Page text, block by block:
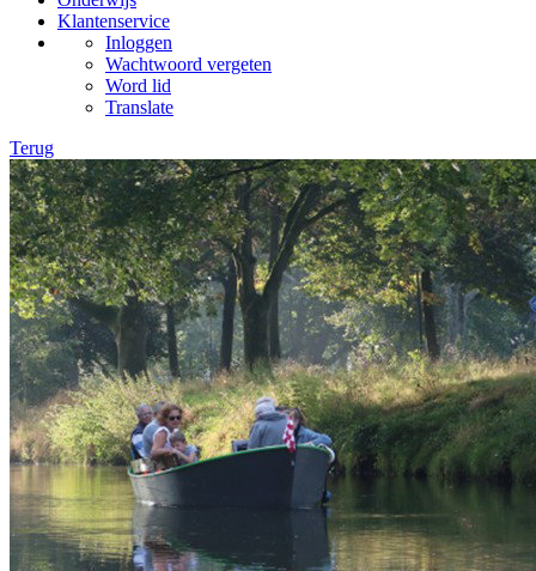
Klantenservice
Inloggen
Wachtwoord vergeten
Word lid
Translate
Terug